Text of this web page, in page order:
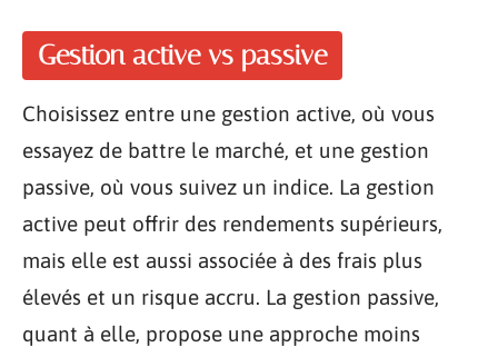
Gestion active vs passive
Choisissez entre une gestion active, où vous
essayez de battre le marché, et une gestion
passive, où vous suivez un indice. La gestion
active peut offrir des rendements supérieurs,
mais elle est aussi associée à des frais plus
élevés et un risque accru. La gestion passive,
quant à elle, propose une approche moins